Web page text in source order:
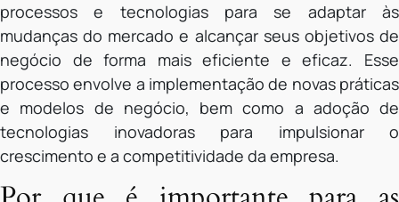
processos e tecnologias para se adaptar às
mudanças do mercado e alcançar seus objetivos de
negócio de forma mais eficiente e eficaz. Esse
processo envolve a implementação de novas práticas
e modelos de negócio, bem como a adoção de
tecnologias inovadoras para impulsionar o
crescimento e a competitividade da empresa.